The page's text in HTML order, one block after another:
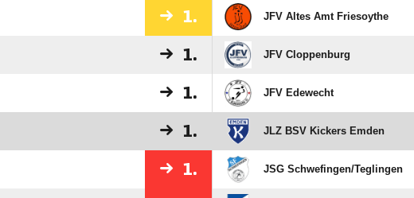
1. JFV Altes Amt Friesoythe
1. JFV Cloppenburg
1. JFV Edewecht
1. JLZ BSV Kickers Emden
1. JSG Schwefingen/​Teglingen